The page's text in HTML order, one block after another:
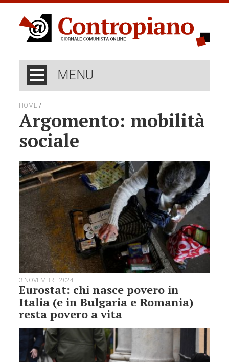
MENU
HOME /
Argomento: mobilità
sociale
3 NOVEMBRE 2024
Eurostat: chi nasce povero in
Italia (e in Bulgaria e Romania)
resta povero a vita